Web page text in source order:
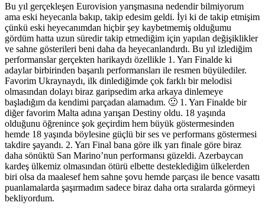
Bu yıl gerçekleşen Eurovision yarışmasına nedendir bilmiyorum
ama eski heyecanla bakıp, takip edesim geldi. İyi ki de takip etmişim
çünkü eski heyecanımdan hiçbir şey kaybetmemiş olduğumu
gördüm hatta uzun süredir takip etmediğim için yapılan değişiklikler
ve sahne gösterileri beni daha da heyecanlandırdı. Bu yıl izlediğim
performanslar gerçekten harikaydı özellikle 1. Yarı Finalde ki
adaylar birbirinden başarılı performansları ile resmen büyülediler.
Favorim Ukraynaydı, ilk dinlediğimde çok farklı bir melodisi
olmasından dolayı biraz garipsedim arka arkaya dinlemeye
başladığım da kendimi parçadan alamadım. 🙂 1. Yarı Finalde bir
diğer favorim Malta adına yarışan Destiny oldu. 18 yaşında
olduğunu öğrenince şok geçirdim hem büyük göstermesinden
hemde 18 yaşında böylesine güçlü bir ses ve performans göstermesi
takdire şayandı. 2. Yarı Final bana göre ilk yarı finale göre biraz
daha sönüktü San Marino’nun performansı güzeldi. Azerbaycan
kardeş ülkemiz olmasından ötürü elbette desteklediğim ülkelerden
biri olsa da maalesef hem sahne şovu hemde parçası ile bence vasattı
puanlamalarda şaşırmadım sadece biraz daha orta sıralarda görmeyi
bekliyordum.